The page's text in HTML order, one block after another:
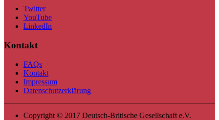
Twitter
YouTube
LinkedIn
Kontakt
FAQs
Kontakt
Impressum
Datenschutzerklärung
Copyright © 2017 Deutsch-Britische Gesellschaft e.V.